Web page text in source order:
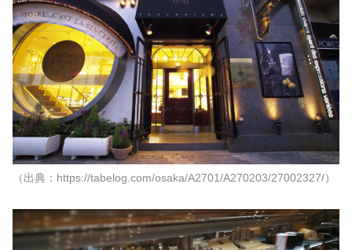
（出典：https://tabelog.com/osaka/A2701/A270203/27002327/）